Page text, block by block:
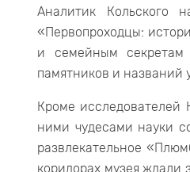
Аналитик Кольского
«Первопроходцы:
и семейным секретам
памятников и названий
Кроме исследователей
ними чудесами науки
развлекательное
коридорах музея ждали